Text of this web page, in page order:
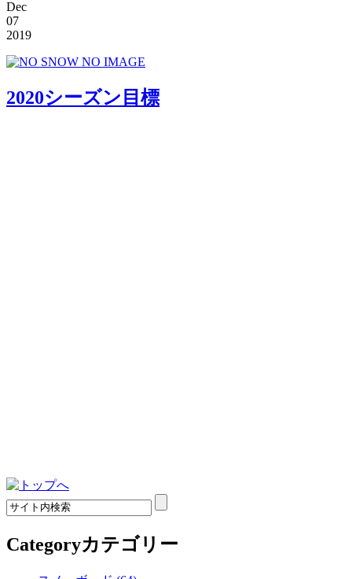
Dec
07
2019
2020シーズン目標
Categoryカテゴリー